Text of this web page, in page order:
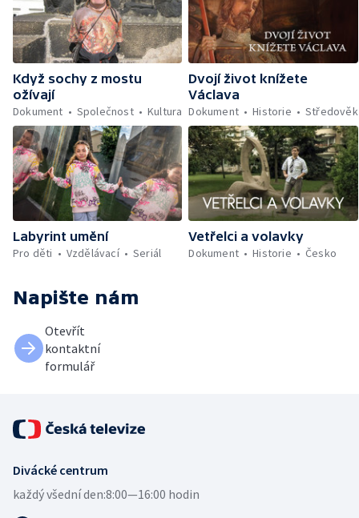
Když sochy z mostu
ožívají
Dokument
Společnost Kultura
Dvojí život knížete
Václava
Dokument
Historie Středověk
Labyrint umění
Pro děti
Vzdělávací Seriál
Vetřelci a volavky
Dokument
Historie Česko
Napište nám
Otevřít
kontaktní
formulář
Divácké centrum
každý všední den:8:00—16:00 hodin